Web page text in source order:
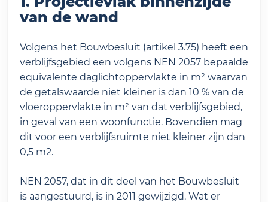
van de wand
Volgens het Bouwbesluit (artikel 3.75) heeft een
verblijfsgebied een volgens NEN 2057 bepaalde
equivalente daglichtoppervlakte in m² waarvan
de getalswaarde niet kleiner is dan 10 % van de
vloeroppervlakte in m² van dat verblijfsgebied,
in geval van een woonfunctie. Bovendien mag
dit voor een verblijfsruimte niet kleiner zijn dan
0,5 m2.
NEN 2057, dat in dit deel van het Bouwbesluit
is aangestuurd, is in 2011 gewijzigd. Wat er